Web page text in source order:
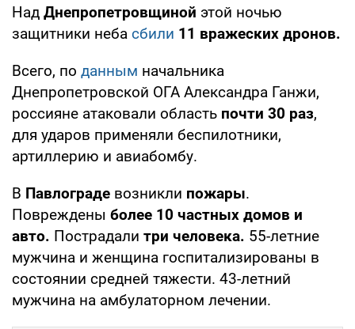
Над Днепропетровщиной этой ночью
защитники неба сбили 11 вражеских дронов.
Всего, по данным начальника
Днепропетровской ОГА Александра Ганжи,
россияне атаковали область почти 30 раз,
для ударов применяли беспилотники,
артиллерию и авиабомбу.
В Павлограде возникли пожары.
Повреждены более 10 частных домов и
авто. Пострадали три человека. 55-летние
мужчина и женщина госпитализированы в
состоянии средней тяжести. 43-летний
мужчина на амбулаторном лечении.